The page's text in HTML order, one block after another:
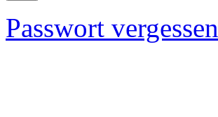
Passwort